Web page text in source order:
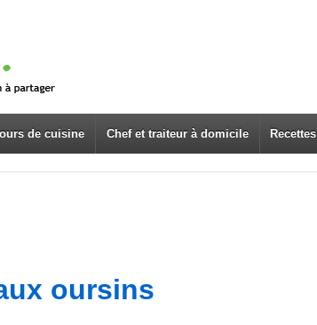
de cuisine Chef et traiteur à domicile Recettes
oursins